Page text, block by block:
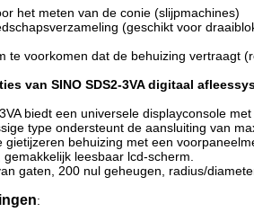
het meten van de conie (slijpmachines)
(geschikt voor
te voorkomen dat de behuizing vertraagt
van SINO SDS2-3VA digitaal
biedt een universele displayconsole
type ondersteunt de aansluiting van
gietijzeren behuizing met een
leesbaar lcd-scherm.
gaten, 200 nul geheugen, radius/
: